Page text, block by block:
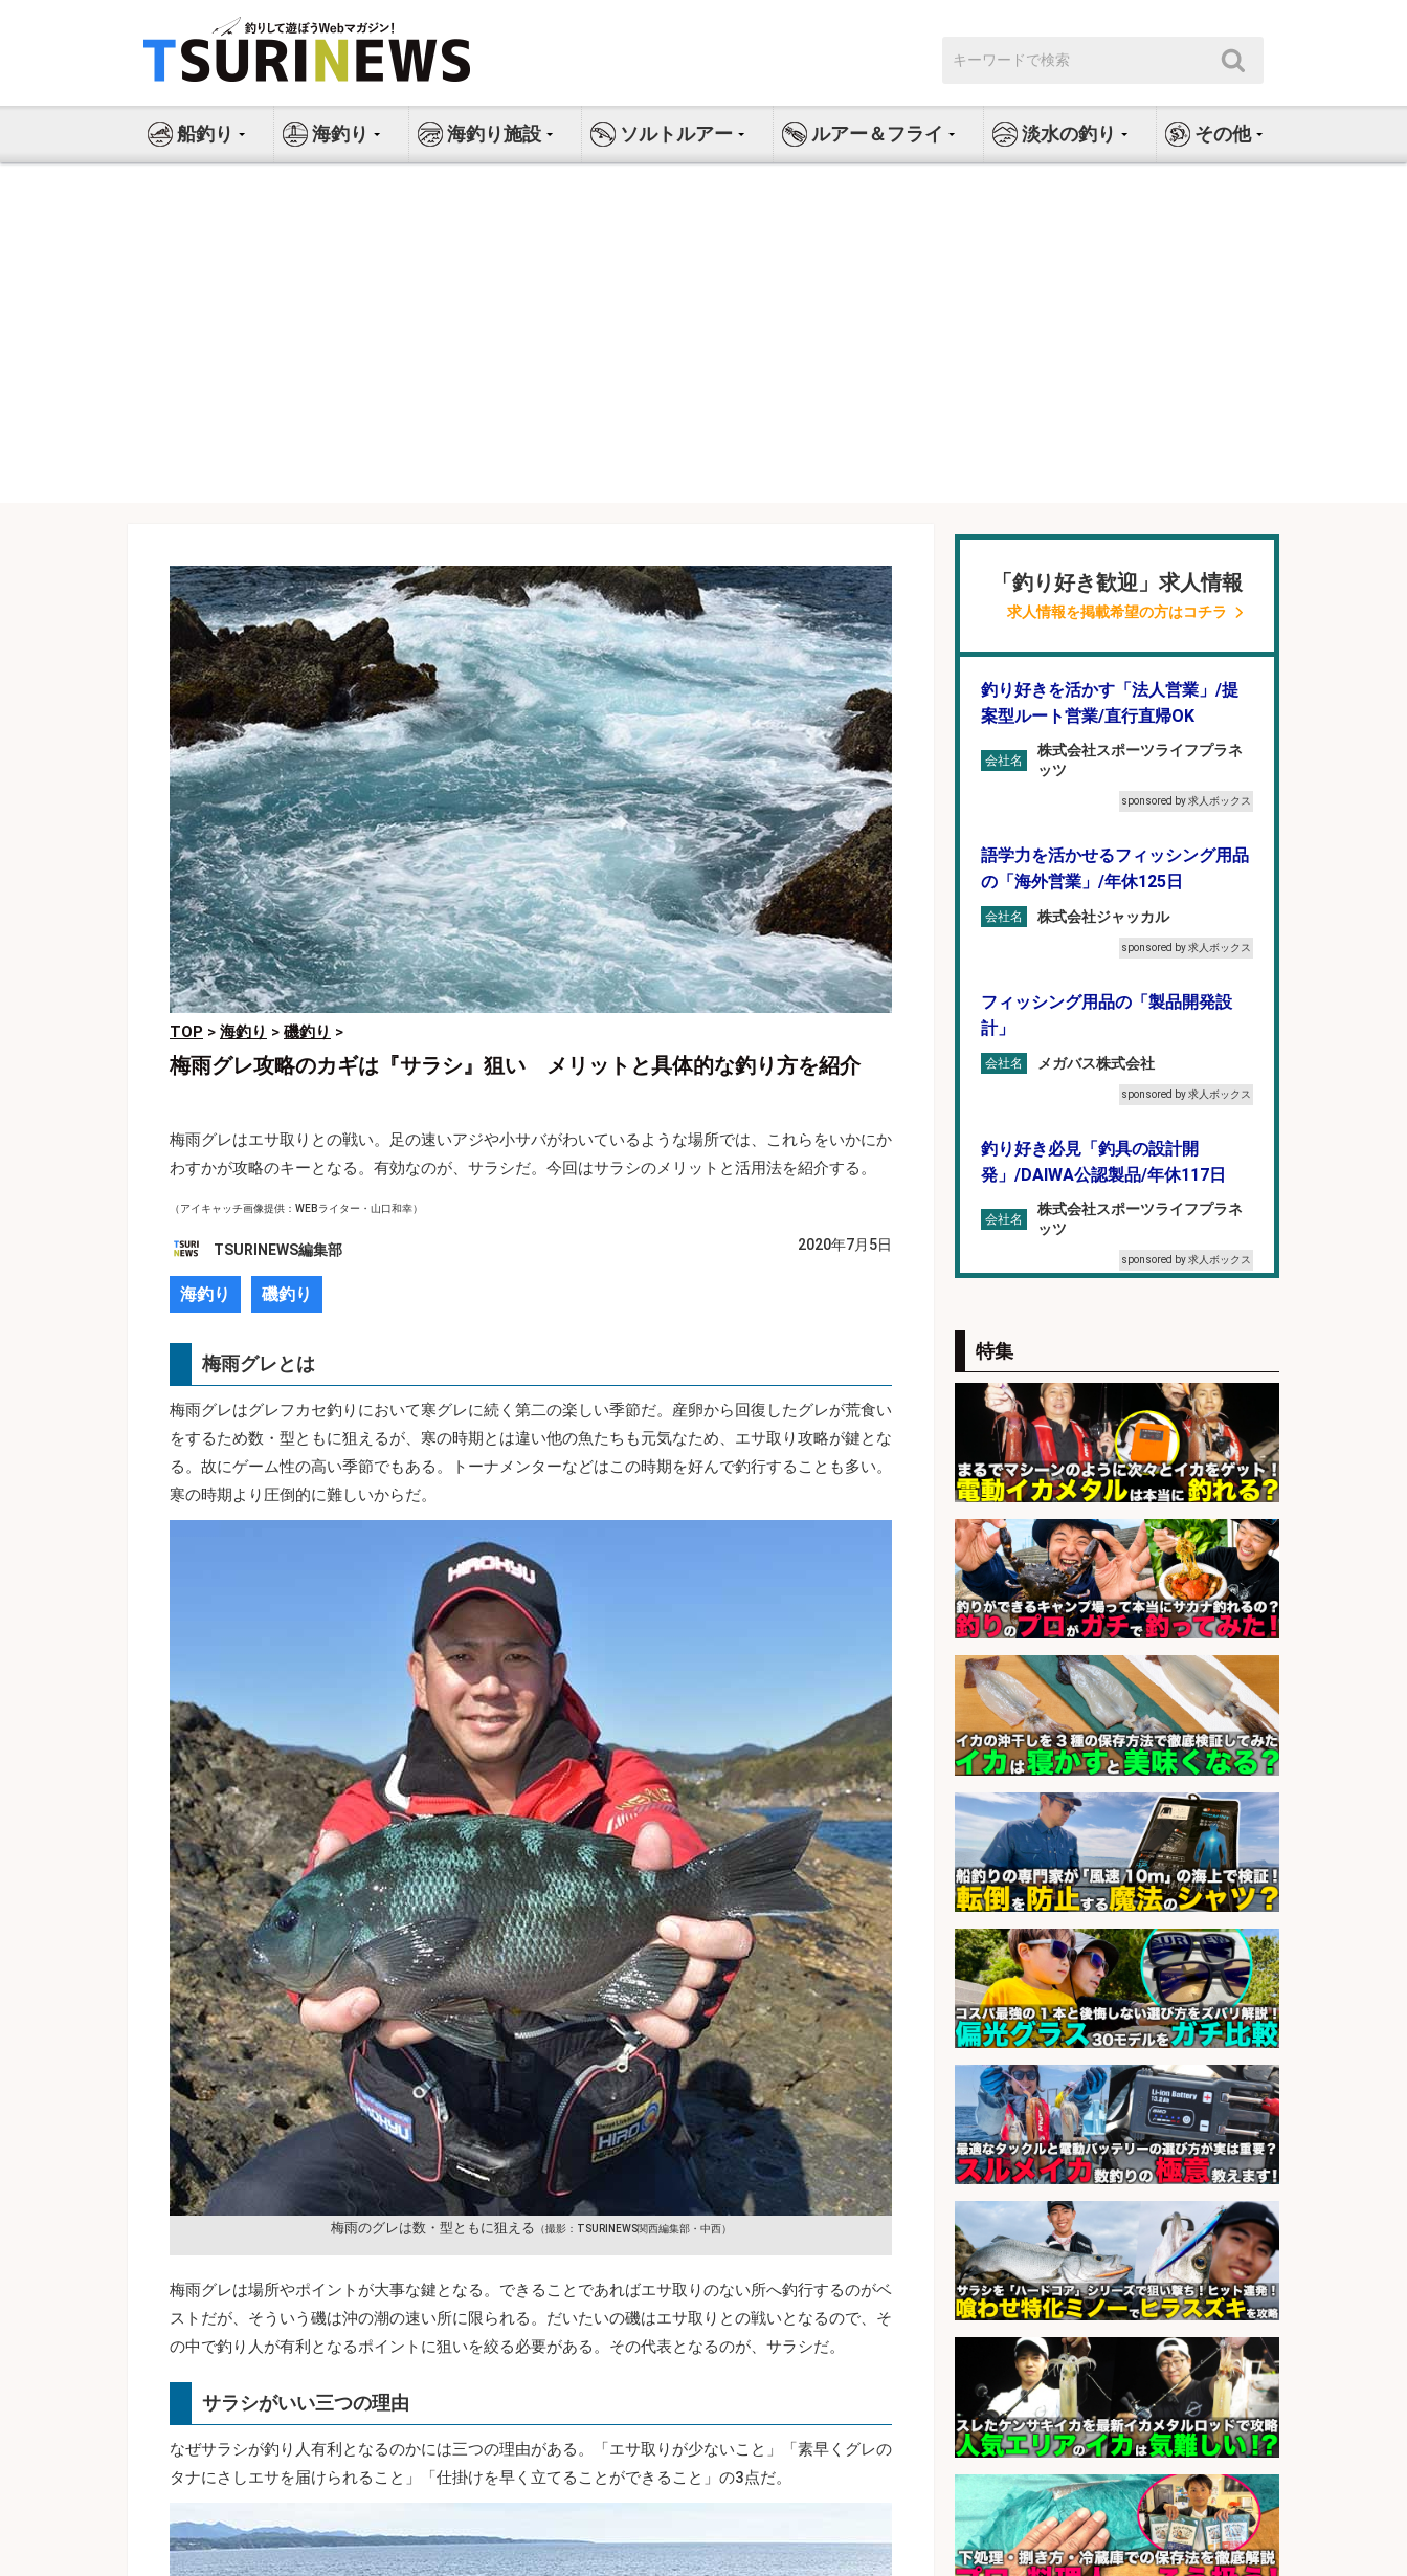
ス
索:
船釣り 海釣り 海釣り施設 ソルトルアー ルアー＆フライ 淡水の釣り その他
TOP > 海釣り > 磯釣り >
梅雨グレ攻略のカギは『サラシ』狙い メリットと具体的な釣り方を紹介
梅雨グレはエサ取りとの戦い。足の速いアジや小サバがわいているような場所では、これらをいかにか
わすかが攻略のキーとなる。有効なのが、サラシだ。今回はサラシのメリットと活用法を紹介する。
（アイキャッチ画像提供：WEBライター・山口和幸）
TSURINEWS編集部 2020年7月5日
海釣り 磯釣り
梅雨グレとは
梅雨グレはグレフカセ釣りにおいて寒グレに続く第二の楽しい季節だ。産卵から回復したグレが荒食い
をするため数・型ともに狙えるが、寒の時期とは違い他の魚たちも元気なため、エサ取り攻略が鍵とな
る。故にゲーム性の高い季節でもある。トーナメンターなどはこの時期を好んで釣行することも多い。
寒の時期より圧倒的に難しいからだ。
梅雨のグレは数・型ともに狙える （撮影：TSURINEWS関西編集部・中西）
梅雨グレは場所やポイントが大事な鍵となる。できることであればエサ取りのない所へ釣行するのがベ
ストだが、そういう磯は沖の潮の速い所に限られる。だいたいの磯はエサ取りとの戦いとなるので、そ
の中で釣り人が有利となるポイントに狙いを絞る必要がある。その代表となるのが、サラシだ。
サラシがいい三つの理由
なぜサラシが釣り人有利となるのかには三つの理由がある。「エサ取りが少ないこと」「素早くグレの
タナにさしエサを届けられること」「仕掛けを早く立てることができること」の3点だ。
「釣り好き歓迎」求人情報
求人情報を掲載希望の方はコチラ
釣り好きを活かす「法人営業」/提
案型ルート営業/直行直帰OK
会社名
株式会社スポーツライフプラネ
ッツ
sponsored by 求人ボックス
語学力を活かせるフィッシング用品
の「海外営業」/年休125日
会社名 株式会社ジャッカル
sponsored by 求人ボックス
フィッシング用品の「製品開発設
計」
会社名 メガバス株式会社
sponsored by 求人ボックス
釣り好き必見「釣具の設計開
発」/DAIWA公認製品/年休117日
会社名
株式会社スポーツライフプラネ
ッツ
sponsored by 求人ボックス
業10時間/経験者歓迎
会社名 広松久水産株式会社
sponsored by 求人ボックス
魚の「バイヤー」貴方の目利きでヒ
ットを生む、裁量バイヤー募集
会社名 株式会社コムライン
sponsored by 求人ボックス
和食, 居酒屋/キッチンスタッフ/天草
の魚と馬刺しの店 キッチンスタッフ
正社員募集
会社名
天草の魚と馬刺しの店 魚粋 天草
の魚と馬刺しの店 魚粋
sponsored by 求人ボックス
8月開始/釣り具メーカーでの営業ア
シスタントのお仕事/残業なし/即日
勤務可/営業事務/軽作業
会社名 株式会社パソナ
未経験歓迎/釣り具メーカーでのル
ート営業/釣りや釣具などの知識必
須/残業なし
sponsored by 求人ボックス
宮崎/魚や漁業に関わる現場・事務
の「総合職」 未経験可
会社名 宮崎県漁業協同組合連合会
sponsored by 求人ボックス
さらに求人情報を見る
特集